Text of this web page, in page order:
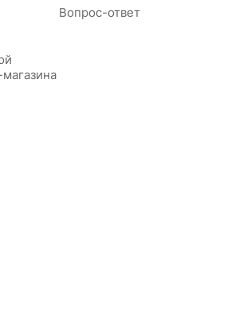
Вопрос-ответ